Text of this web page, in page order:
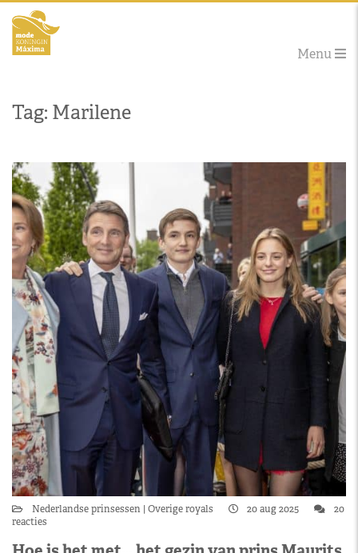
Menu
Tag: Marilene
Nederlandse prinsessen Overige royals 20 aug 2025
20
reacties